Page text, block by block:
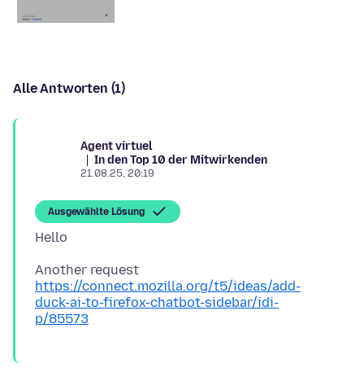
Alle Antworten (1)
Agent virtuel
In den Top 10 der Mitwirkenden
21.08.25, 20:19
Ausgewählte Lösung
Another request
https://connect.mozilla.org/t5/ideas/add-
duck-ai-to-firefox-chatbot-sidebar/idi-
p/85573